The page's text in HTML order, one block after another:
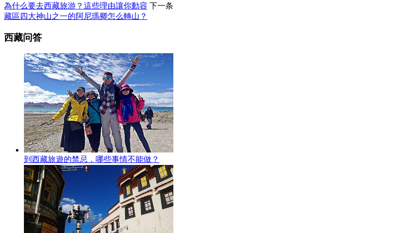
為什么要去西藏旅游？這些理由讓你動容 下一条
藏區四大神山之一的阿尼瑪卿怎么轉山？
西藏问答
到西藏旅遊的禁忌，哪些事情不能做？